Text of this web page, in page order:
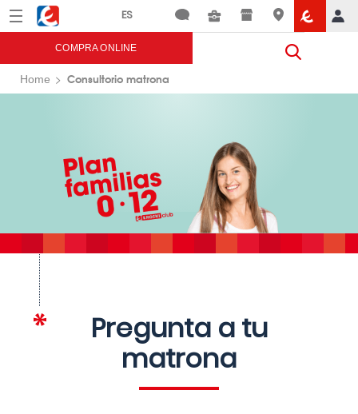
Menú Eroski
COMPRA ONLINE
Home Consultorio matrona
Pregunta a tu
matrona